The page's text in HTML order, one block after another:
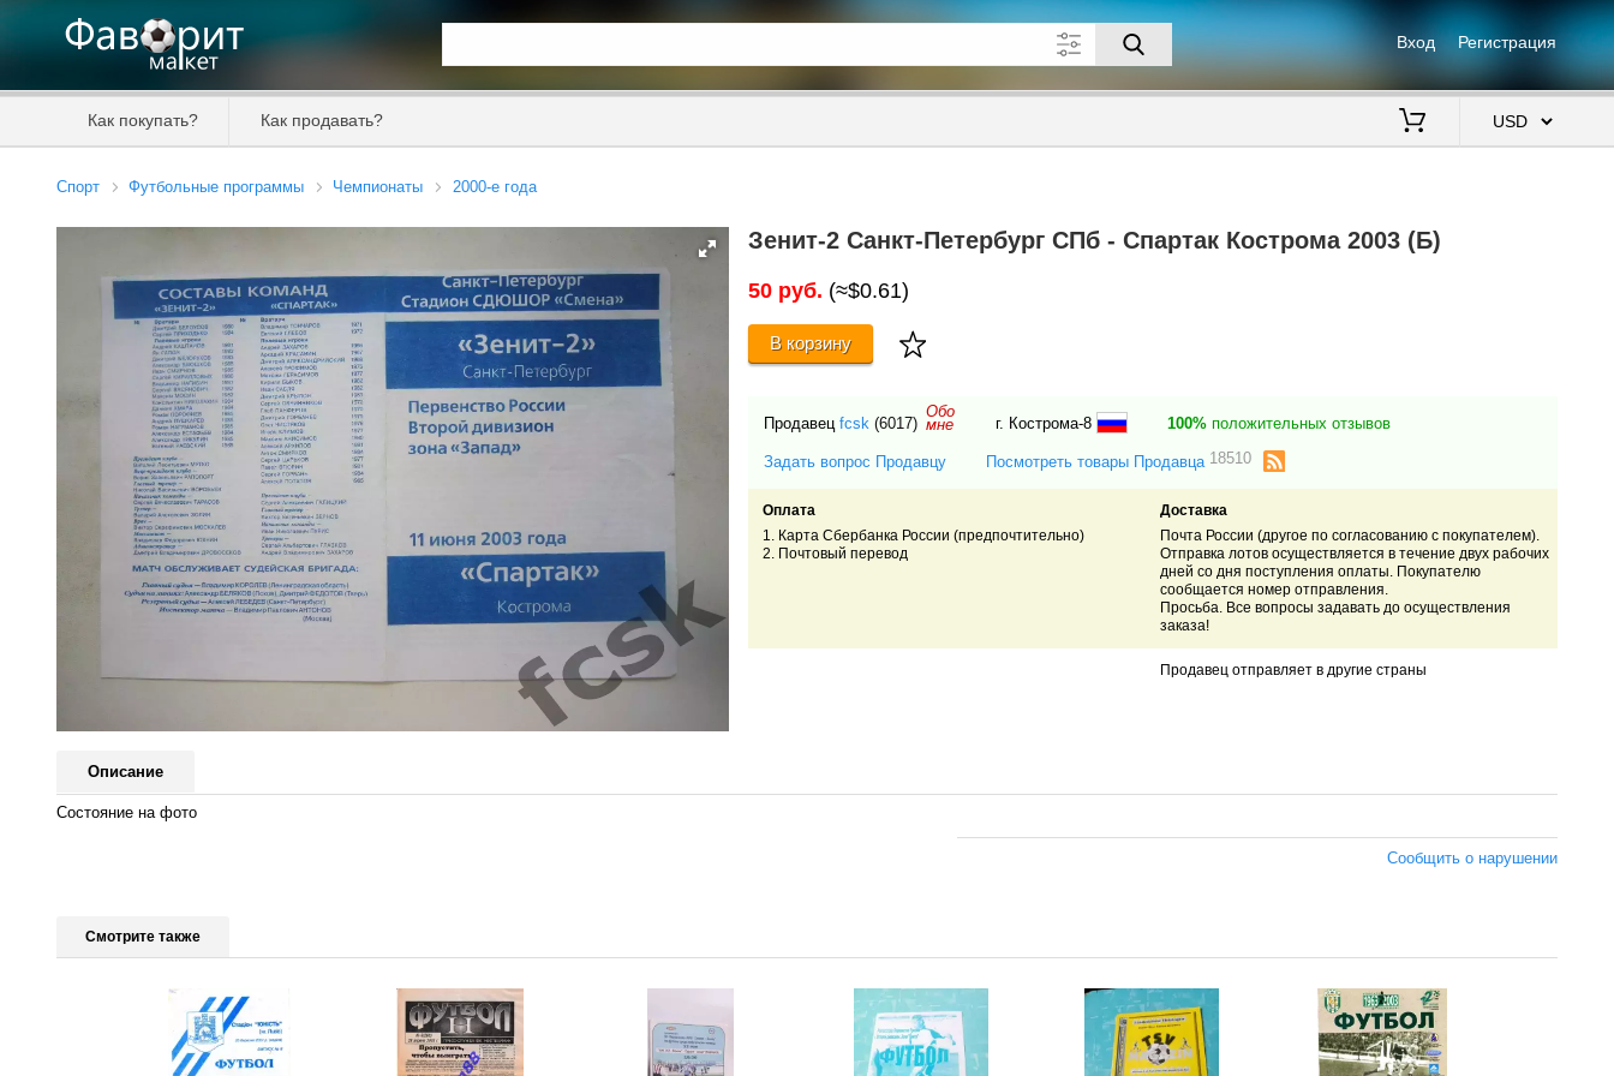
Вход Регистрация
Как покупать? Как продавать?
Спорт Футбольные программы Чемпионаты 2000-е года
Зенит-2 Санкт-Петербург СПб - Спартак Кострома 2003 (Б)
50 руб. (≈$0.61)
В корзину
Продавец fcsk (6017)
Обо
мне г. Кострома-8 100%положительных отзывов
Задать вопрос Продавцу Посмотреть товары Продавца 18510
Оплата
1. Карта Сбербанка России (предпочтительно)
2. Почтовый перевод
Доставка
Почта России (другое по согласованию с покупателем).
Отправка лотов осуществляется в течение двух рабочих
дней со дня поступления оплаты. Покупателю
сообщается номер отправления.
Просьба. Все вопросы задавать до осуществления
заказа!
Продавец отправляет в другие страны
Описание
Состояние на фото
Сообщить о нарушении
Смотрите также